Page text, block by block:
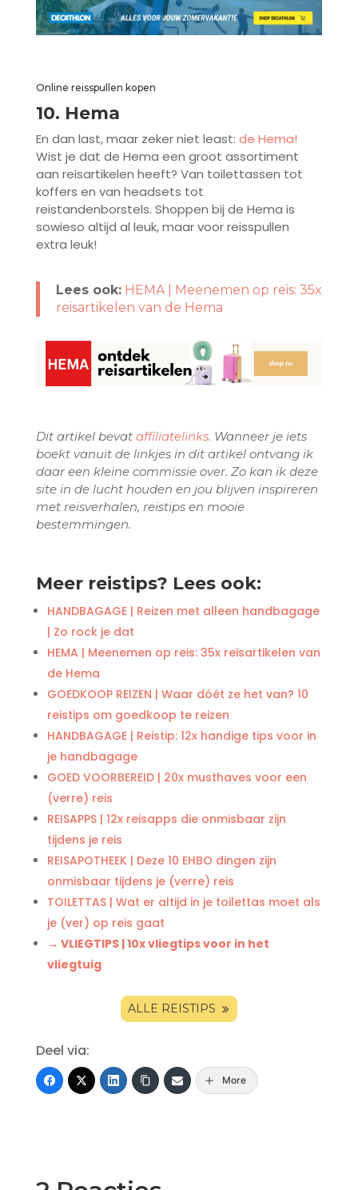
Online reisspullen kopen
10. Hema
En dan last, maar zeker niet least: de Hema!
Wist je dat de Hema een groot assortiment
aan reisartikelen heeft? Van toilettassen tot
koffers en van headsets tot
reistandenborstels. Shoppen bij de Hema is
sowieso altijd al leuk, maar voor reisspullen
extra leuk!
Lees ook: HEMA | Meenemen op reis: 35x
reisartikelen van de Hema
Dit artikel bevat affiliatelinks. Wanneer je iets
boekt vanuit de linkjes in dit artikel ontvang ik
daar een kleine commissie over. Zo kan ik deze
site in de lucht houden en jou blijven inspireren
met reisverhalen, reistips en mooie
bestemmingen.
Meer reistips? Lees ook:
HANDBAGAGE | Reizen met alleen handbagage
| Zo rock je dat
HEMA | Meenemen op reis: 35x reisartikelen van
de Hema
GOEDKOOP REIZEN | Waar dóét ze het van? 10
reistips om goedkoop te reizen
HANDBAGAGE | Reistip: 12x handige tips voor in
je handbagage
GOED VOORBEREID | 20x musthaves voor een
(verre) reis
REISAPPS | 12x reisapps die onmisbaar zijn
tijdens je reis
REISAPOTHEEK | Deze 10 EHBO dingen zijn
onmisbaar tijdens je (verre) reis
TOILETTAS | Wat er altijd in je toilettas moet als
je (ver) op reis gaat
→ VLIEGTIPS | 10x vliegtips voor in het
vliegtuig
ALLE REISTIPS
Deel via:
More